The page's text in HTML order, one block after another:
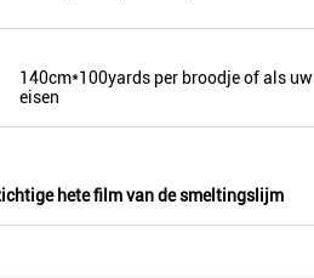
140cm*100yards per broodje of als uw
eisen
hete film van de smeltingslijm